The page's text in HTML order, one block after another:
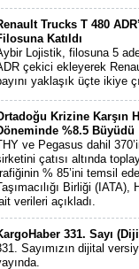
Trucks T 480
Katıldı
Lojistik, filosuna 5
çekici ekleyerek
yaklaşık üçte ikiye
Krizine Karşın
%8.5 Büyüdü
ve Pegasus dahil
çatısı altında
% 85’ini temsil
Birliği (IATA),
verileri açıkladı.
331. Sayı
Sayımızın dijital